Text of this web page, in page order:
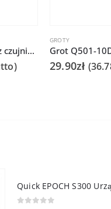
Grot Q305-3CF RoHS z czujnikiem do Quick 303D
GROTY
29.90zł (
Quick EPOCH S300